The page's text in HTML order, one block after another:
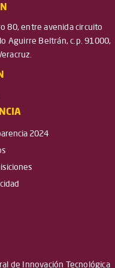
80, entre avenida circuito
Aguirre Beltrán, c.p. 91000,
2024
de Innovación Tecnológica